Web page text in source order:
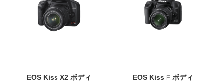
EOS Kiss X2 ボディ EOS Kiss F ボディ